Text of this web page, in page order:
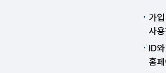
가
사
ID
홈